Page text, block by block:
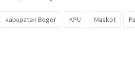
kabupaten Bogor KPU Maskot